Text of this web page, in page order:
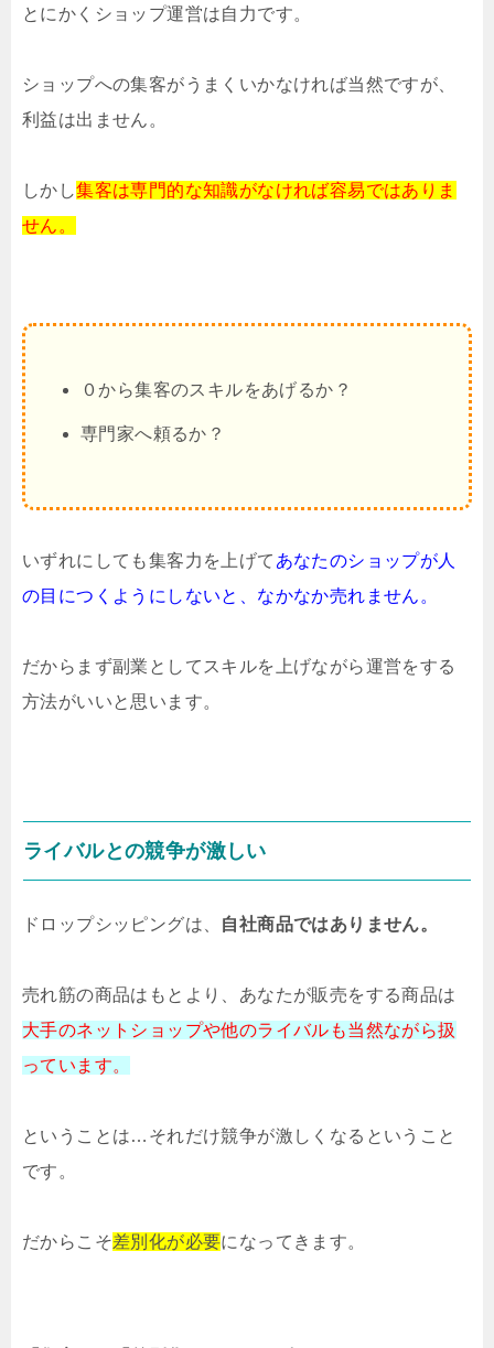
とにかくショップ運営は自力です。
ショップへの集客がうまくいかなければ当然ですが、
利益は出ません。
しかし集客は専門的な知識がなければ容易ではありま
せん。
０から集客のスキルをあげるか？
専門家へ頼るか？
いずれにしても集客力を上げて あなたのショップが人
の目につくように しないと、なかなか売れません。
だからまず副業としてスキルを上げながら運営をする
方法がいいと思います。
ライバルとの競争が激しい
ドロップシッピングは、 自社商品ではありません。
売れ筋の商品はもとより、あなたが販売をする商品は
大手のネットショップや他のライバルも当然ながら扱
っています。
ということは… それだけ競争が激しくなるということ
です。
だからこそ差別化が必要になってきます。